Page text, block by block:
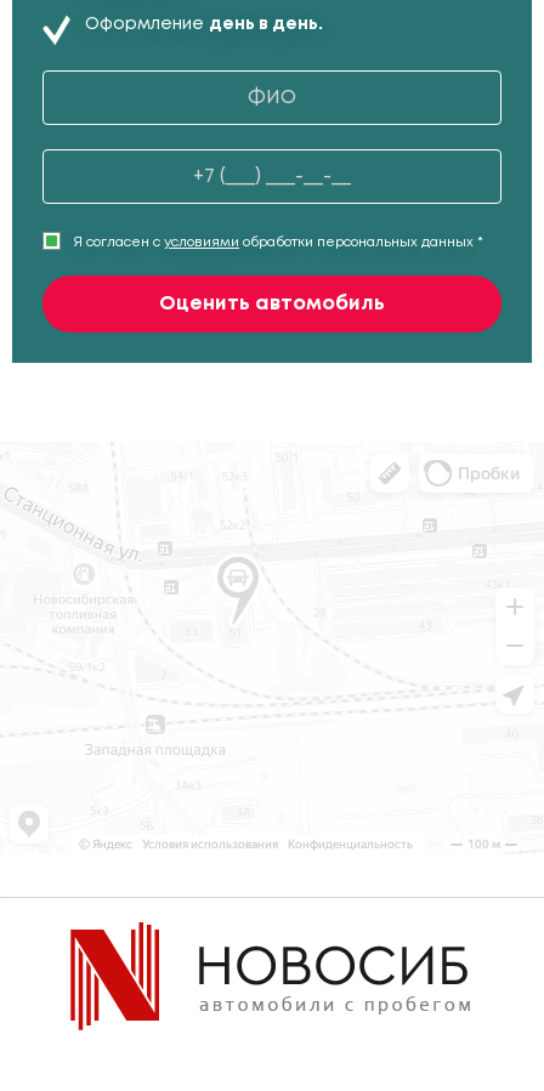
Оформление день в день.
Я согласен с условиями обработки персональных данных *
Оценить автомобиль